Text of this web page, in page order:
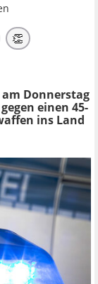
👏
Donnerstag
einen 45-
ins Land